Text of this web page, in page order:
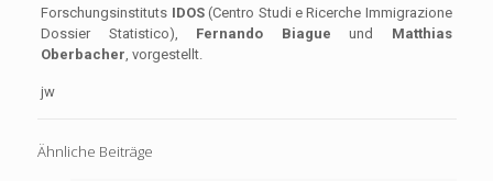
Forschungsinstituts IDOS(Centro Studi e Ricerche Immigrazione
Dossier Statistico), Fernando Biague und Matthias
Oberbacher , vorgestellt.
jw
Ähnliche Beiträge